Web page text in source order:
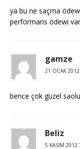
ya bu ne saçma
performans ödewi
gamze
21 OCAK
bence çok güzel
Beliz
5 KASIM 2012